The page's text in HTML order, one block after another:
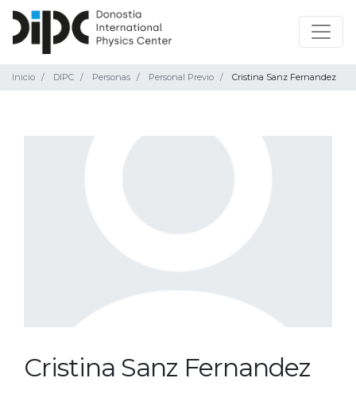
Inicio DIPC Personas Personal Previo Cristina Sanz Fernandez
Cristina Sanz Fernandez